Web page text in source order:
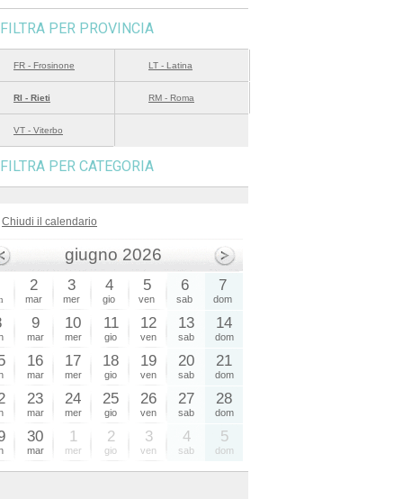
FILTRA PER PROVINCIA
FR - Frosinone LT - Latina
RI - Rieti RM - Roma
VT - Viterbo
FILTRA PER CATEGORIA
Chiudi il calendario
giugno 2026
2
mar
3
mer
4
gio
5
ven
6
sab
7
dom
9
mar
10
mer
11
gio
12
ven
13
sab
14
dom
16
mar
17
mer
18
gio
19
ven
20
sab
21
dom
23
mar
24
mer
25
gio
26
ven
27
sab
28
dom
30
mar
1
mer
2
gio
3
ven
4
sab
5
dom